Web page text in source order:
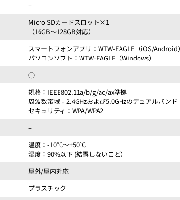
–
Micro SDカードスロット×1
（16GB～128GB対応）
スマートフォンアプリ：WTW-EAGLE（iOS/Android）
パソコンソフト：WTW-EAGLE（Windows）
◯
規格：IEEE802.11a/b/g/ac/ax準拠
周波数帯域：2.4GHzおよび5.0GHzのデュアルバンド
セキュリティ：WPA/WPA2
–
温度：-10°C～+50°C
湿度：90%以下 (結露しないこと）
屋外/屋内対応
プラスチック